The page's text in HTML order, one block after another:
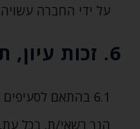
על ידי החברה
6. זכות עיון‚ תיקון ומחיקת מידע
הנך רשאי/ת‚ בכל